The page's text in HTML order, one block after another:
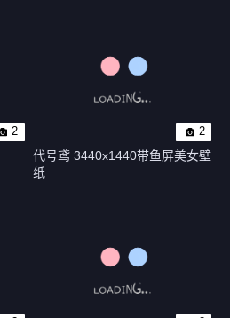
2 2
代号鸢 3440x1440带鱼屏美女壁
纸